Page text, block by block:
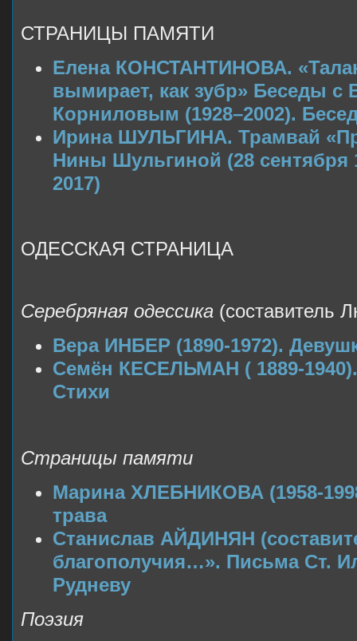
СТРАНИЦЫ ПАМЯТИ
Елена КОНСТАНТИНОВА.
вымирает, как зубр» Беседы с
Корниловым (1928–2002).
Ирина ШУЛЬГИНА. Трамвай
Нины Шульгиной (28 сентября
2017)
ОДЕССКАЯ СТРАНИЦА
Серебряная одессика (составитель
Вера ИНБЕР (1890-1972).
Семён КЕСЕЛЬМАН ( 1889-
Стихи
Страницы памяти
Марина ХЛЕБНИКОВА (1958-
трава
Станислав АЙДИНЯН
благополучия…». Письма Ст.
Рудневу
Поэзия